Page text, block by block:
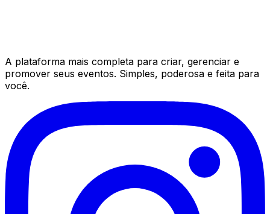
A plataforma mais completa para criar, gerenciar e
promover seus eventos. Simples, poderosa e feita para
você.